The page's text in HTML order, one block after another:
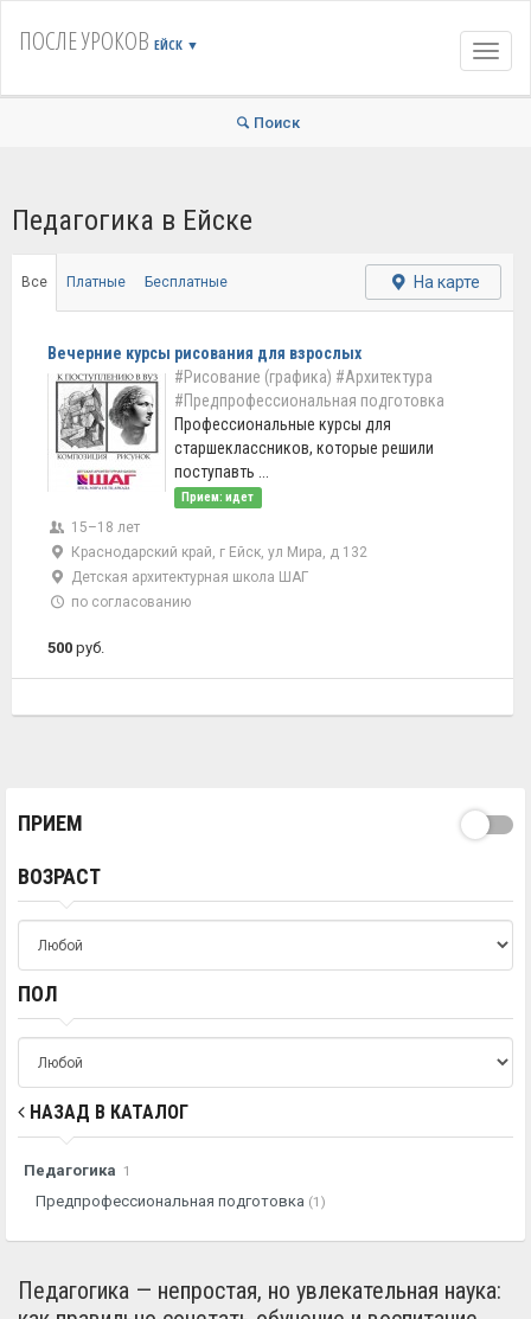
ПОСЛЕ УРОКОВ ЕЙСК ▼
Поиск
Педагогика в Ейске
Все Платные Бесплатные На карте
Вечерние курсы рисования для взрослых
#Рисование (графика) #Архитектура
#Предпрофессиональная подготовка
Профессиональные курсы для
старшеклассников, которые решили
поступавть ...
Прием: идет
15–18 лет
Краснодарский край, г Ейск, ул Мира, д 132
Детская архитектурная школа ШАГ
по согласованию
500 руб.
ПРИЕМ
ВОЗРАСТ
ПОЛ
НАЗАД В КАТАЛОГ
Педагогика 1
Предпрофессиональная подготовка (1)
Педагогика — непростая, но увлекательная наука: